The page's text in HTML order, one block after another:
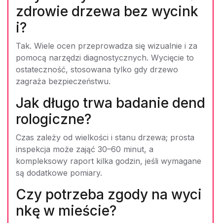
zdrowie drzewa bez wycink
i?
Tak. Wiele ocen przeprowadza się wizualnie i za
pomocą narzędzi diagnostycznych. Wycięcie to
ostateczność, stosowana tylko gdy drzewo
zagraża bezpieczeństwu.
Jak długo trwa badanie dend
rologiczne?
Czas zależy od wielkości i stanu drzewa; prosta
inspekcja może zająć 30–60 minut, a
kompleksowy raport kilka godzin, jeśli wymagane
są dodatkowe pomiary.
Czy potrzeba zgody na wyci
nkę w mieście?